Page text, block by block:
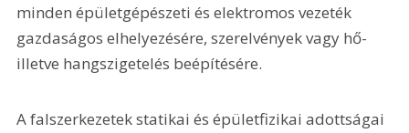
minden épületgépészeti és elektromos vezeték
gazdaságos elhelyezésére, szerelvények vagy hő-
illetve hangszigetelés beépítésére.
A falszerkezetek statikai és épületfizikai adottságai